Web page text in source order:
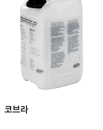
코브라